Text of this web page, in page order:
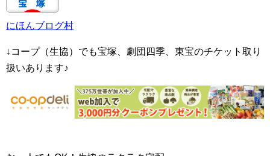
にほんブログ村
↓コープ（生協）でも宝塚、劇団四季、東宝のチケット取り
扱いあります♪